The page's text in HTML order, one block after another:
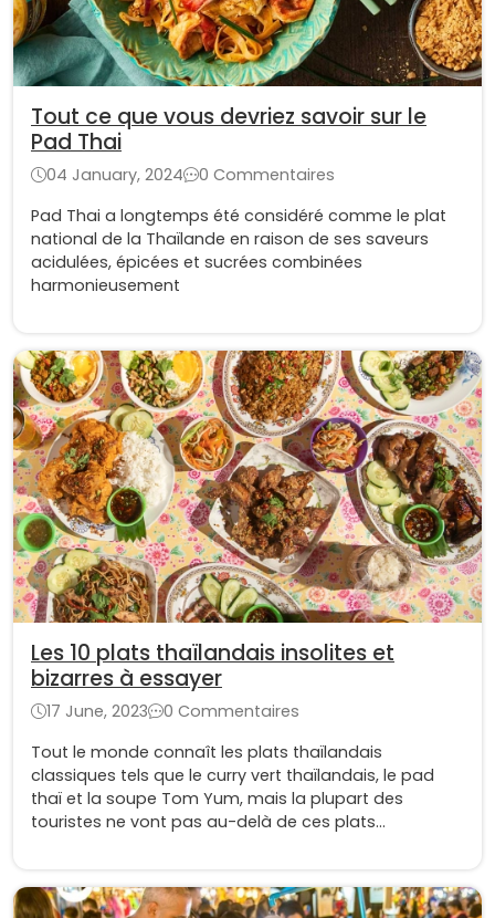
Tout ce que vous devriez savoir sur le
Pad Thai
04 January, 2024
0 Commentaires
Pad Thai a longtemps été considéré comme le plat
national de la Thaïlande en raison de ses saveurs
acidulées, épicées et sucrées combinées
harmonieusement
Les 10 plats thaïlandais insolites et
bizarres à essayer
17 June, 2023
0 Commentaires
Tout le monde connaît les plats thaïlandais
classiques tels que le curry vert thaïlandais, le pad
thaï et la soupe Tom Yum, mais la plupart des
touristes ne vont pas au-delà de ces plats